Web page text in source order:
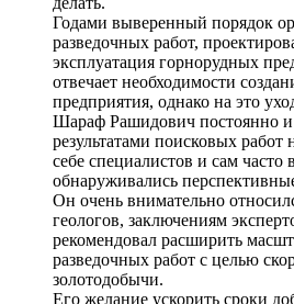
Годами выверенный порядок
разведочных работ,
эксплуатация горнорудных
отвечает необходимости
предприятия, однако на это
Шараф Рашидович постоянно и
результатами поисковых
себе специалистов и сам часто
обнаруживались
Он очень внимательно
геологов, заключениям
рекомендовал расширить
разведочных работ с целью
золотодобычи.
Его желание ускорить сроки